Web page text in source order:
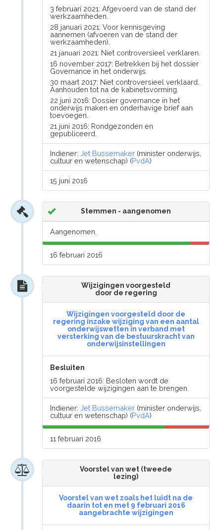
3 februari 2021: Afgevoerd van de stand der
werkzaamheden.
28 januari 2021: Voor kennisgeving
aannemen (afvoeren van de stand der
werkzaamheden).
21 januari 2021: Niet controversieel verklaren.
16 november 2017: Betrekken bij het dossier
Governance in het onderwijs.
30 maart 2017: Niet controversieel verklaard.
Aanhouden tot na de kabinetsvorming.
22 juni 2016: Dossier governance in het
onderwijs maken en onderhavige brief aan
toevoegen.
21 juni 2016: Rondgezonden en
gepubliceerd.
Indiener:Jet Bussemaker (minister onderwijs,
cultuur en wetenschap) (PvdA)
15 juni 2016
Stemmen - aangenomen
Aangenomen.
16 februari 2016
Wijzigingen voorgesteld
door de regering
Wijzigingen voorgesteld door de
regering inzake wijziging van een aantal
onderwijswetten in verband met
versterking van de bestuurskracht van
onderwijsinstellingen
Besluiten
16 februari 2016: Besloten wordt de
voorgestelde wijzigingen aan te brengen
Indiener:Jet Bussemaker (minister onderwijs,
cultuur en wetenschap) (PvdA)
11 februari 2016
Voorstel van wet (tweede
lezing)
Voorstel van wet zoals het luidt na de
daarin tot en met 9 februari 2016
aangebrachte wijzigingen